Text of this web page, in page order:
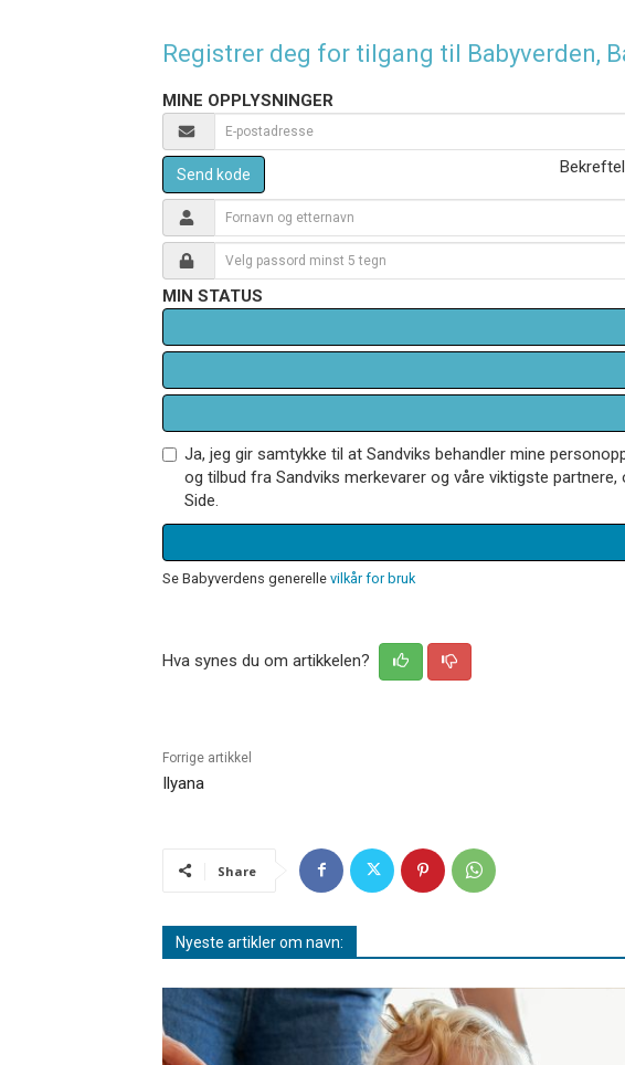
Registrer deg for tilgang til Babyverden,
MINE OPPLYSNINGER
Send kode
MIN STATUS
Ja, jeg gir samtykke til at Sandviks behandler mine
og tilbud fra Sandviks merkevarer og våre viktigste
Side.
Se Babyverdens generelle vilkår for bruk
Hva synes du om artikkelen?
Forrige artikkel
Ilyana
Share
Nyeste artikler om navn: